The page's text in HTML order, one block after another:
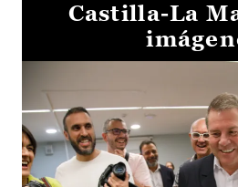
Castilla-La